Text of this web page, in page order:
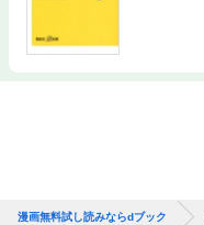
漫画無料試し読みならdブック